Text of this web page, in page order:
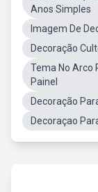
Anos Simples
Imagem De
Decoração
Tema No Arco
Painel
Decoração
Decoraçao